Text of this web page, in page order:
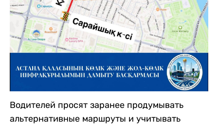
Водителей просят заранее продумывать
альтернативные маршруты и учитывать